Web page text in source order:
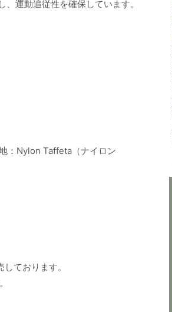
運動追従性を確保しています。
：Nylon Taffeta（ナイロン
ております。